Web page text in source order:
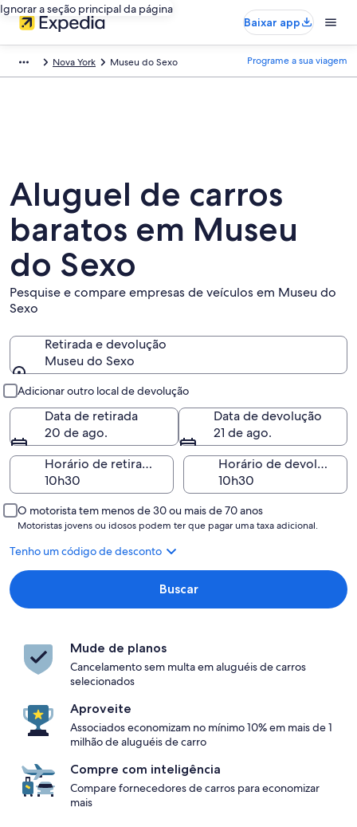
Ignorar a seção principal da página
Baixar app
Nova York Museu do Sexo Programe a sua viagem
Aluguel de carros
baratos em Museu
do Sexo
Pesquise e compare empresas de veículos em Museu do
Sexo
Retirada e devolução
Museu do Sexo
Adicionar outro local de devolução
Data de retirada
20 de ago.
Data de devolução
21 de ago.
Horário de retirada
Horário de devolução
O motorista tem menos de 30 ou mais de 70 anos
Motoristas jovens ou idosos podem ter que pagar uma taxa adicional.
Tenho um código de desconto
Buscar
Mude de planos
Cancelamento sem multa em aluguéis de carros
selecionados
Aproveite
Associados economizam no mínimo 10% em mais de 1
milhão de aluguéis de carro
Compre com inteligência
Compare fornecedores de carros para economizar
mais